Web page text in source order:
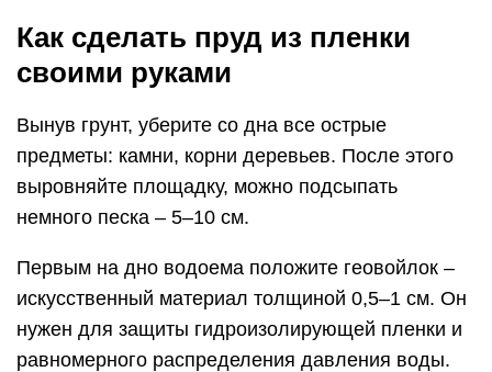
Как сделать пруд из пленки
своими руками
Вынув грунт, уберите со дна все острые
предметы: камни, корни деревьев. После этого
выровняйте площадку, можно подсыпать
немного песка – 5–10 см.
Первым на дно водоема положите геовойлок –
искусственный материал толщиной 0,5–1 см. Он
нужен для защиты гидроизолирующей пленки и
равномерного распределения давления воды.